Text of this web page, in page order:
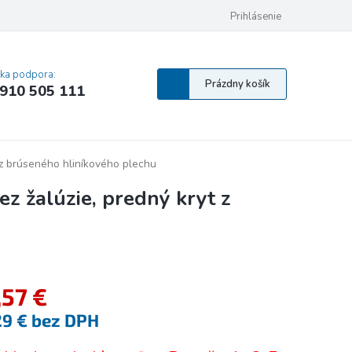
Vyhlásenie o prístupnosti
Prihlásenie
podpora:
505 111
Nákupný
košík
Prázdny košík
brúseného hliníkového plechu
žalúzie, predný kryt z
€
€ bez DPH